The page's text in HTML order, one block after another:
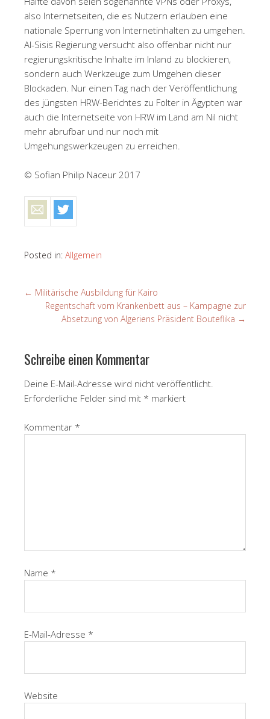
also Internetseiten, die es Nutzern erlauben eine
nationale Sperrung von Internetinhalten zu umgehen.
Al-Sisis Regierung versucht also offenbar nicht nur
regierungskritische Inhalte im Inland zu blockieren,
sondern auch Werkzeuge zum Umgehen dieser
Blockaden. Nur einen Tag nach der Veröffentlichung
des jüngsten HRW-Berichtes zu Folter in Ägypten war
auch die Internetseite von HRW im Land am Nil nicht
mehr abrufbar und nur noch mit
Umgehungswerkzeugen zu erreichen.
© Sofian Philip Naceur 2017
Posted in: Allgemein
← Militärische Ausbildung für Kairo
Regentschaft vom Krankenbett aus – Kampagne zur
Absetzung von Algeriens Präsident Bouteflika →
Schreibe einen Kommentar
Deine E-Mail-Adresse wird nicht veröffentlicht.
Erforderliche Felder sind mit * markiert
Kommentar *
Name *
E-Mail-Adresse *
Website